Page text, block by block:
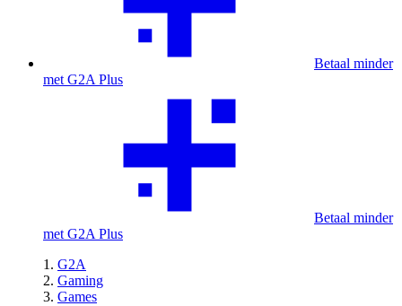
Betaal minder
met G2A Plus
Betaal minder
met G2A Plus
G2A
Gaming
Games